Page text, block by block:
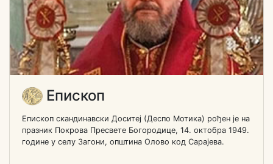
Епископ
Епископ скандинавски Доситеј (Деспо Мотика) рођен je на
празник Покрова Пресвете Богородице, 14. октобра 1949.
године у селу Загони, општина Олово код Сарајева.